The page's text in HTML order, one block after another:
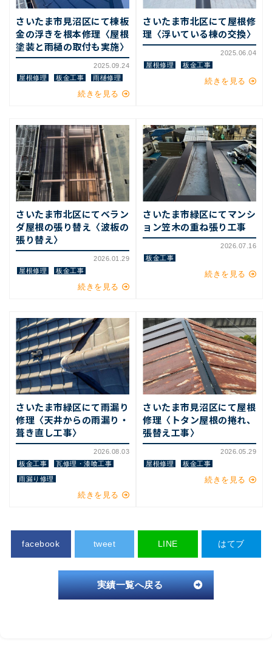
さいたま市見沼区にて棟板
金の浮きを根本修理〈屋根
塗装と雨樋の取付も実施〉
2025.09.24
屋根修理
板金工事 雨樋修理
続きを見る
さいたま市北区にて屋根修
理〈浮いている棟の交換〉
2025.06.04
屋根修理
板金工事
続きを見る
さいたま市北区にてベラン
ダ屋根の張り替え〈波板の
張り替え〉
2026.01.29
屋根修理
板金工事
続きを見る
さいたま市緑区にてマンシ
ョン笠木の重ね張り工事
2026.07.16
板金工事
続きを見る
さいたま市緑区にて雨漏り
修理〈天井からの雨漏り・
葺き直し工事〉
2026.08.03
板金工事
瓦修理・漆喰工事
雨漏り修理
続きを見る
さいたま市見沼区にて屋根
修理〈トタン屋根の捲れ、
張替え工事〉
2026.05.29
屋根修理
板金工事
続きを見る
facebook tweet LINE はてブ
実績一覧へ戻る